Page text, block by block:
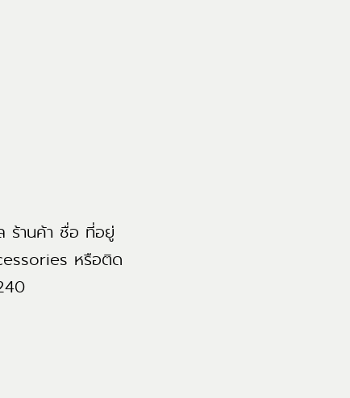
ร้านค้า ชื่อ ที่อยู่
หรือติด